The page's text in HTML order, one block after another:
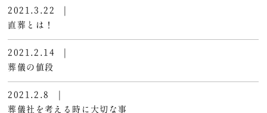
2021.3.22
直葬とは！
2021.2.14
葬儀の値段
2021.2.8
葬儀社を考える時に大切な事